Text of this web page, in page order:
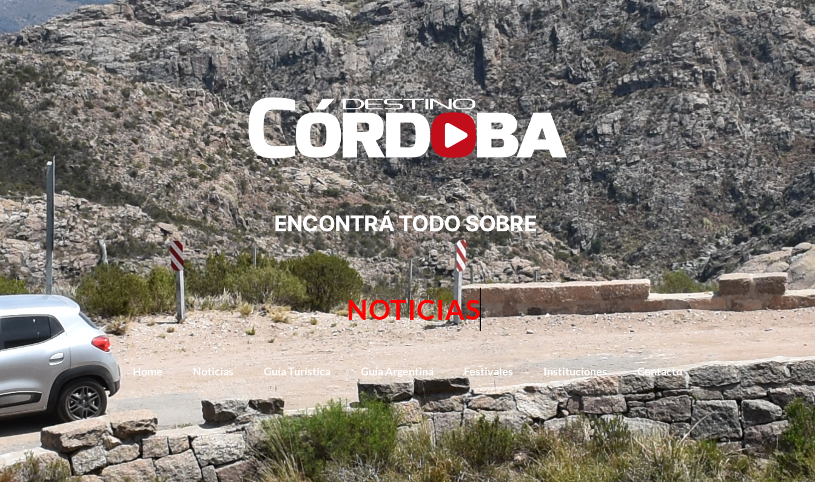
ENCONTRÁ TODO SOBRE
NOTICIAS
Home Noticias Guía Turística Guía Argentina Festivales Instituciones Contacto